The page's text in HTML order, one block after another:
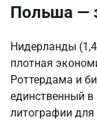
Польша —
Нидерланды
плотная
Роттердама и
единственный
литографии